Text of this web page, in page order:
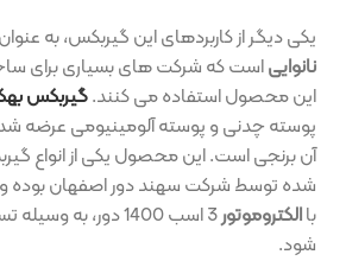
یکی دیگر از کاربردهای این گیربکس، به عنوان
نانواییاست که شرکت های بسیاری برای
این محصول استفاده می کنند.گیربکس
پوسته چدنی و پوسته آلومینیومی عرضه
آن برنجی است. این محصول یکی از انواع
شده توسط شرکت سهند دور اصفهان بوده
باالکتروموتور
3 اسب 1400 دور، به
شود.